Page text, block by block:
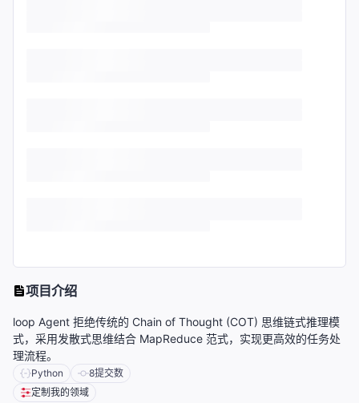
项目介绍
loop Agent 拒绝传统的 Chain of Thought (COT) 思维链式推理模
式，采用发散式思维结合 MapReduce 范式，实现更高效的任务处
理流程。
Python 8提交数
定制我的领域